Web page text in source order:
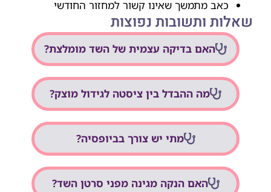
כאב מתמשך שאינו קשור למחזור החודשי
שאלות ותשובות נפוצות
האם בדיקה עצמית של השד מומלצת?
מה ההבדל בין ציסטה לגידול מוצק?
מתי יש צורך בביופסיה?
האם הנקה מגינה מפני סרטן השד?